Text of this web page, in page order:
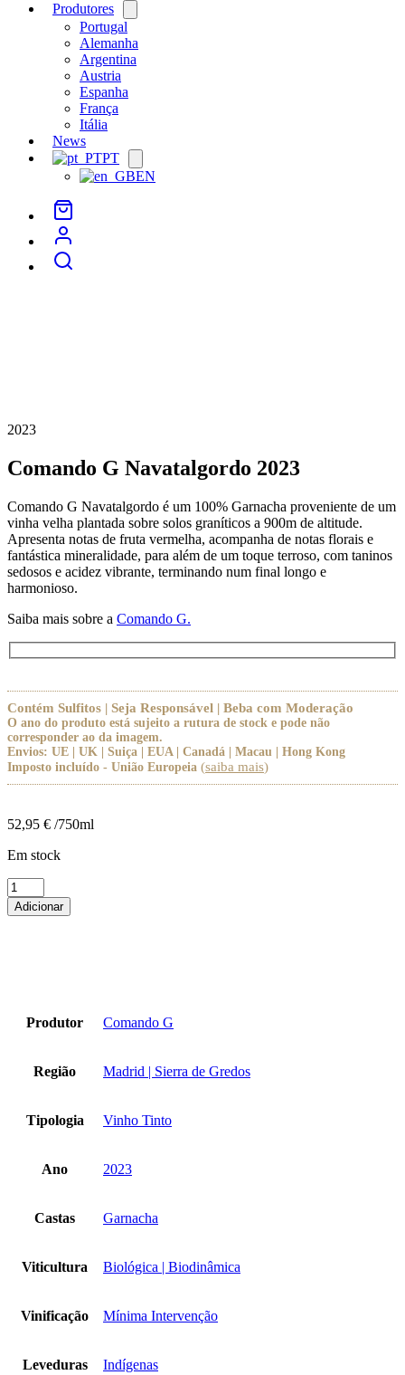
Produtores
menu
Portugal
Alemanha
Argentina
Austria
Espanha
França
Itália
News
PT
menu
EN
2023
Comando G Navatalgordo 2023
Comando G Navatalgordo é um 100% Garnacha proveniente de um
vinha velha plantada sobre solos graníticos a 900m de altitude.
Apresenta notas de fruta vermelha, acompanha de notas florais e
fantástica mineralidade, para além de um toque terroso, com taninos
sedosos e acidez vibrante, terminando num final longo e
harmonioso.
Saiba mais sobre a Comando G.
Contém Sulfitos | Seja Responsável | Beba com Moderação
O ano do produto está sujeito a rutura de stock e pode não
corresponder ao da imagem.
Envios: UE | UK | Suiça | EUA | Canadá | Macau | Hong Kong
Imposto incluído - União Europeia (saiba mais)
52,95 € /750ml
Em stock
Quantidade
de
Comando
Adicionar
Produtor Comando G
Região Madrid | Sierra de Gredos
Tipologia Vinho Tinto
Ano 2023
Castas Garnacha
Viticultura Biológica | Biodinâmica
Vinificação Mínima Intervenção
Leveduras Indígenas